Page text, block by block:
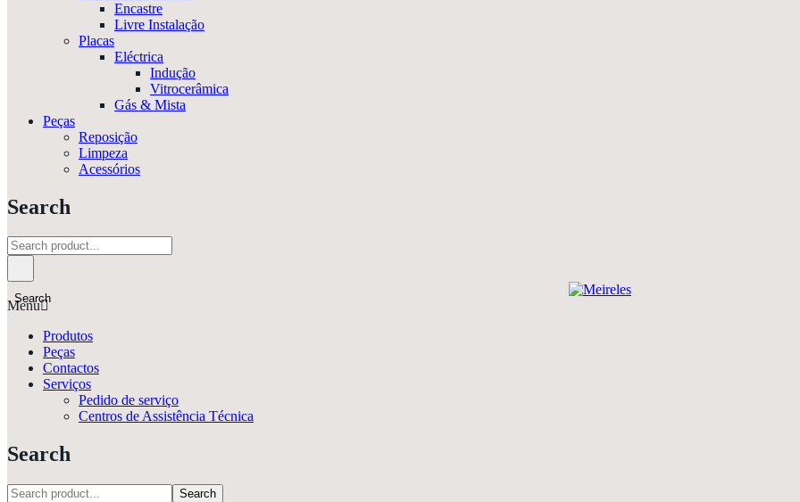
Encastre
Livre Instalação
Placas
Eléctrica
Indução
Vitrocerâmica
Gás & Mista
Peças
Reposição
Limpeza
Acessórios
Search
Search
Menu
Produtos
Peças
Contactos
Serviços
Pedido de serviço
Centros de Assistência Técnica
Search
Search